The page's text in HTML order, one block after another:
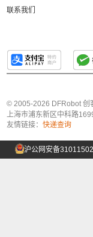
联系我们
© 2005-2026 DFRobot 创
上海市浦东新区中科路
友情链接： 快递查询
沪公网安备